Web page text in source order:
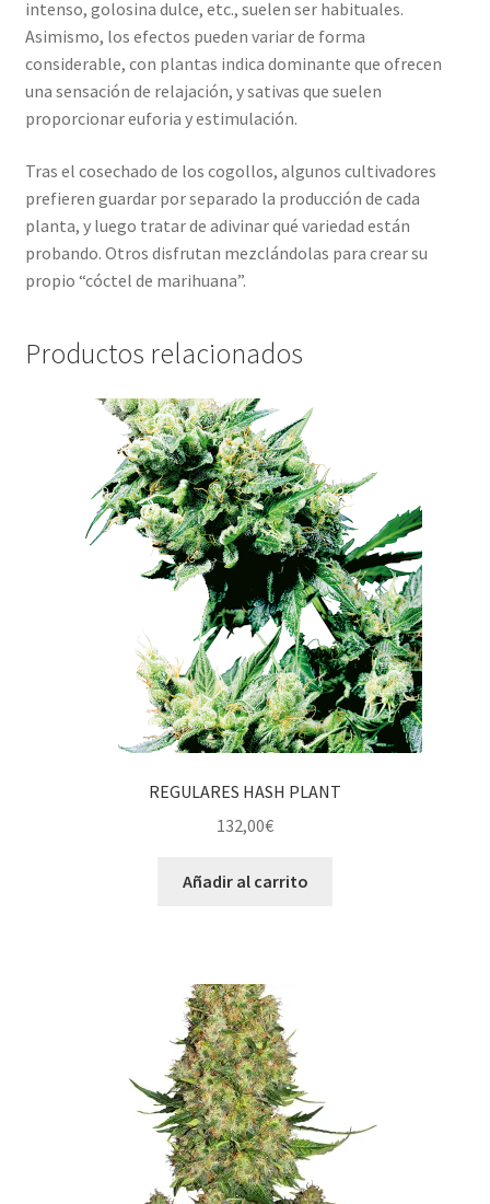
intenso, golosina dulce, etc., suelen ser habituales.
Asimismo, los efectos pueden variar de forma
considerable, con plantas indica dominante que ofrecen
una sensación de relajación, y sativas que suelen
proporcionar euforia y estimulación.
Tras el cosechado de los cogollos, algunos cultivadores
prefieren guardar por separado la producción de cada
planta, y luego tratar de adivinar qué variedad están
probando. Otros disfrutan mezclándolas para crear su
propio “cóctel de marihuana”.
Productos relacionados
REGULARES HASH PLANT
132,00€
Añadir al carrito